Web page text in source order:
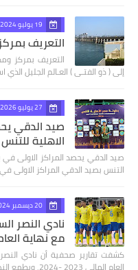
19 يوليو 2024
التعريف
التعريف بمركز
إلى ( ذو الفتـى ) العـالم الجليل
27 يوليو 2026
صيد الدقي
الاهلية للتنس
صيد الدقي يحصد المراكز الاولى
التنس بصيد الدقي المراكز الاولى
20 ديسمبر 2024
نادي النصر
مع نهاية
كشفت تقارير صحفية أن نادي